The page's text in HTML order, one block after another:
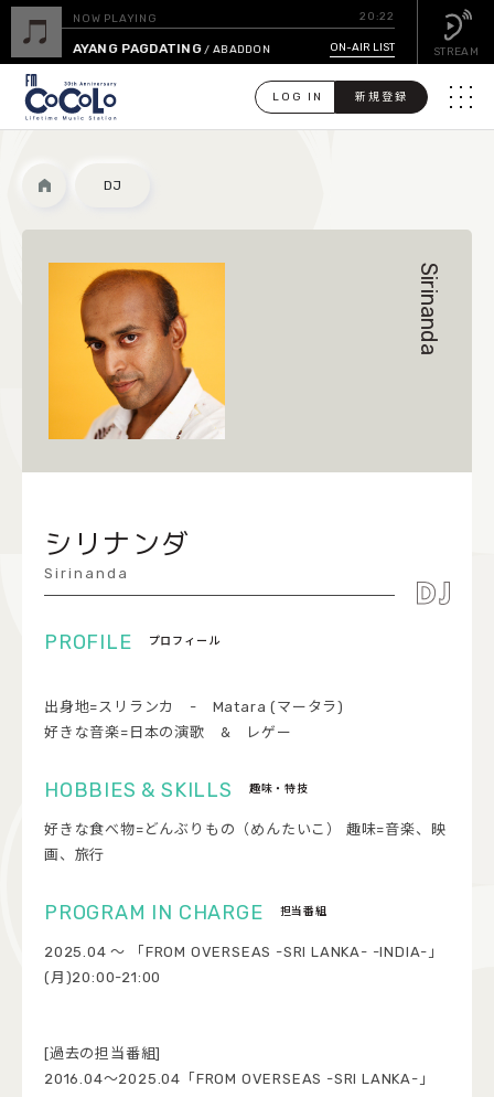
LOG IN 新規登録 メニ
GUEST CALENDAR
ON-AIR LIST
EVENT CALENDAR
DJ
765MARKET
NOW PLAYING 20:22
MALIGAYANG PAGDATING / ABADDON ON-AIR LIST STREAM
DJ
Sirinanda
シリナンダ
Sirinanda
プロフィール
出身地=スリランカ - Matara (マータラ)
好きな音楽=日本の演歌 & レゲー
趣味・特技
好きな食べ物=どんぶりもの（めんたいこ） 趣味=音楽、映
画、旅行
担当番組
2025.04 ～ 「FROM OVERSEAS -SRI LANKA- -INDIA-」
(月)20:00-21:00
[過去の担当番組]
2016.04〜2025.04「FROM OVERSEAS -SRI LANKA-」